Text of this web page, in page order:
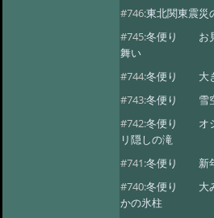
#746:東北関東震災
#745:冬便り お
舞い
#744:冬便り 大
#743:冬便り 雪
#742:冬便り オ
リ隠しの滝
#741:冬便り 新
#740:冬便り 大
かの氷柱